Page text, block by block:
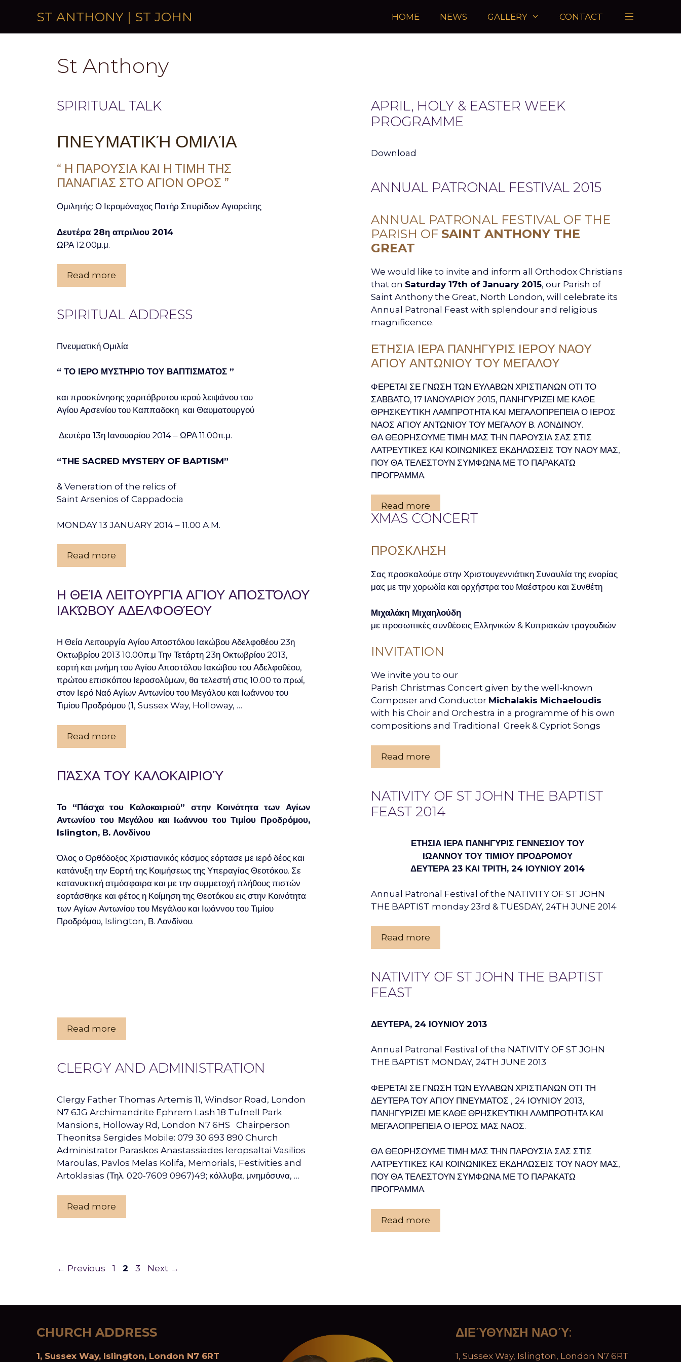
ST ANTHONY | ST JOHN HOME NEWS GALLERY CONTACT
St Anthony
SPIRITUAL TALK
ΠΝΕΥΜΑΤΙΚΉ ΟΜΙΛΊΑ
“ Η ΠΑΡΟΥΣΙΑ ΚΑΙ Η ΤΙΜΗ ΤΗΣ
ΠΑΝΑΓΙΑΣ ΣΤΟ ΑΓΙΟΝ ΟΡΟΣ ”
Ομιλητής: Ο Ιερομόναχος Πατήρ Σπυρίδων Αγιορείτης
Δευτέρα 28η απριλιου 2014
ΩΡΑ 12.00μ.μ.
Read more
APRIL, HOLY & EASTER WEEK
PROGRAMME
Download
ANNUAL PATRONAL FESTIVAL 2015
ANNUAL PATRONAL FESTIVAL OF THE
PARISH OF SAINT ANTHONY THE
GREAT
We would like to invite and inform all Orthodox Christians
that on Saturday 17th of January 2015, our Parish of
Saint Anthony the Great, North London, will celebrate its
Annual Patronal Feast with splendour and religious
magnificence.
ΕΤΗΣΙΑ ΙΕΡΑ ΠΑΝΗΓΥΡΙΣ ΙΕΡΟΥ ΝΑΟΥ
ΑΓΙΟΥ ΑΝΤΩΝΙΟΥ ΤΟΥ ΜΕΓΑΛΟΥ
ΦΕΡΕΤΑΙ ΣΕ ΓΝΩΣΗ ΤΩΝ ΕΥΛΑΒΩΝ ΧΡΙΣΤΙΑΝΩΝ ΟΤΙ ΤΟ
ΣΑΒΒΑΤΟ, 17 ΙΑΝΟΥΑΡΙΟΥ 2015, ΠΑΝΗΓΥΡΙΖΕΙ ΜΕ ΚΑΘΕ
ΘΡΗΣΚΕΥΤΙΚΗ ΛΑΜΠΡΟΤΗΤΑ ΚΑΙ ΜΕΓΑΛΟΠΡΕΠΕΙΑ Ο ΙΕΡΟΣ
ΝΑΟΣ ΑΓΙΟΥ ΑΝΤΩΝΙΟΥ ΤΟΥ ΜΕΓΑΛΟΥ Β. ΛΟΝΔΙΝΟΥ.
ΘΑ ΘΕΩΡΗΣΟΥΜΕ ΤΙΜΗ ΜΑΣ ΤΗΝ ΠΑΡΟΥΣΙΑ ΣΑΣ ΣΤΙΣ
ΛΑΤΡΕΥΤΙΚΕΣ ΚΑΙ ΚΟΙΝΩΝΙΚΕΣ ΕΚΔΗΛΩΣΕΙΣ ΤΟΥ ΝΑΟΥ ΜΑΣ,
ΠΟΥ ΘΑ ΤΕΛΕΣΤΟΥΝ ΣΥΜΦΩΝΑ ΜΕ ΤΟ ΠΑΡΑΚΑΤΩ
ΠΡΟΓΡΑΜΜΑ.
Read more
SPIRITUAL ADDRESS
Πνευματική Ομιλία
“ ΤΟ ΙΕΡΟ ΜΥΣΤΗΡΙΟ ΤΟΥ ΒΑΠΤΙΣΜΑΤΟΣ ”
και προσκύνησης χαριτόβρυτου ιερού λειψάνου του
Αγίου Αρσενίου του Καππαδοκη και Θαυματουργού
Δευτέρα 13η Ιανουαρίου 2014 – ΩΡΑ 11.00π.μ.
“THE SACRED MYSTERY OF BAPTISM”
& Veneration of the relics of
Saint Arsenios of Cappadocia
MONDAY 13 JANUARY 2014 – 11.00 A.M.
Read more
XMAS CONCERT
ΠΡΟΣΚΛΗΣΗ
Σας προσκαλούμε στην Χριστουγεννιάτικη Συναυλία της ενορίας
μας με την χορωδία και ορχήστρα του Μαέστρου και Συνθέτη
Μιχαλάκη Μιχαηλούδη
με προσωπικές συνθέσεις Ελληνικών & Κυπριακών τραγουδιών
INVITATION
We invite you to our
Parish Christmas Concert given by the well-known
Composer­­­­ and Conductor Michalakis Michaeloudis
with his Choir and Orchestra in a programme of his own
compositions and Traditional Greek & Cypriot Songs
Read more
Η ΘΕΊΑ ΛΕΙΤΟΥΡΓΊΑ ΑΓΊΟΥ ΑΠΟΣΤΌΛΟΥ
ΙΑΚΏΒΟΥ ΑΔΕΛΦΟΘΈΟΥ
Η Θεία Λειτουργία Αγίου Αποστόλου Ιακώβου Αδελφοθέου 23η
Οκτωβρίου 2013 10.00π.μ Την Τετάρτη 23η Οκτωβρίου 2013,
εορτή και μνήμη του Αγίου Αποστόλου Ιακώβου του Αδελφοθέου,
πρώτου επισκόπου Ιεροσολύμων, θα τελεστή στις 10.00 το πρωί,
στον Ιερό Ναό Αγίων Αντωνίου του Μεγάλου και Ιωάννου του
Τιμίου Προδρόμου (1, Sussex Way, Holloway, …
Read more
ΠΆΣΧΑ ΤΟΥ ΚΑΛΟΚΑΙΡΙΟΎ
Το “Πάσχα του Καλοκαιριού” στην Κοινότητα των Αγίων
Αντωνίου του Μεγάλου και Ιωάννου του Τιμίου Προδρόμου,
Islington, Β. Λονδίνου
Ό­λος ο Ορ­θό­δο­ξος Χρι­στια­νι­κός κό­σμος ε­όρ­τα­σε με ιε­ρό δέ­ος και
κατά­νυ­ξη την Ε­ορ­τή της Κοι­μή­σε­ως της Υ­πε­ρα­γί­ας Θε­ο­τό­κου. Σε
κατανυκτική ατμόσφαιρα και με την συμμετοχή πλήθους πιστών
εορτάσθηκε και φέτος η Κοίμηση της Θεοτόκου εις στην Κοινότητα
των Αγίων Αντωνίου του Μεγάλου και Ιωάννου του Τιμίου
Προδρόμου, Islington, Β. Λονδίνου.
Read more
NATIVITY OF ST JOHN THE BAPTIST
FEAST 2014
ΕΤΗΣΙΑ ΙΕΡΑ ΠΑΝΗΓΥΡΙΣ ΓΕΝΝΕΣΙΟΥ ΤΟΥ
ΙΩΑΝΝΟΥ ΤΟΥ ΤΙΜΙΟΥ ΠΡΟΔΡΟΜΟΥ
ΔΕΥΤΕΡΑ 23 ΚΑΙ ΤΡΙΤΗ, 24 ΙΟΥΝΙΟΥ 2014
Annual Patronal Festival of the NATIVITY OF ST JOHN
THE BAPTIST monday 23rd & TUESDAY, 24TH JUNE 2014
Read more
NATIVITY OF ST JOHN THE BAPTIST
FEAST
ΔΕΥΤΕΡΑ, 24 ΙΟΥΝΙΟΥ 2013
Annual Patronal Festival of the NATIVITY OF ST JOHN
THE BAPTIST MONDAY, 24TH JUNE 2013
ΦΕΡΕΤΑΙ ΣΕ ΓΝΩΣΗ ΤΩΝ ΕΥΛΑΒΩΝ ΧΡΙΣΤΙΑΝΩΝ ΟΤΙ ΤΗ
ΔΕΥΤΕΡΑ ΤΟΥ ΑΓΙΟΥ ΠΝΕΥΜΑΤΟΣ , 24 ΙΟΥΝΙΟΥ 2013,
ΠΑΝΗΓΥΡΙΖΕΙ ΜΕ ΚΑΘΕ ΘΡΗΣΚΕΥΤΙΚΗ ΛΑΜΠΡΟΤΗΤΑ ΚΑΙ
ΜΕΓΑΛΟΠΡΕΠΕΙΑ Ο ΙΕΡΟΣ ΜΑΣ ΝΑΟΣ.
ΘΑ ΘΕΩΡΗΣΟΥΜΕ ΤΙΜΗ ΜΑΣ ΤΗΝ ΠΑΡΟΥΣΙΑ ΣΑΣ ΣΤΙΣ
ΛΑΤΡΕΥΤΙΚΕΣ ΚΑΙ ΚΟΙΝΩΝΙΚΕΣ ΕΚΔΗΛΩΣΕΙΣ ΤΟΥ ΝΑΟΥ ΜΑΣ,
ΠΟΥ ΘΑ ΤΕΛΕΣΤΟΥΝ ΣΥΜΦΩΝΑ ΜΕ ΤΟ ΠΑΡΑΚΑΤΩ
ΠΡΟΓΡΑΜΜΑ.
Read more
CLERGY AND ADMINISTRATION
Clergy Father Thomas Artemis 11, Windsor Road, London
N7 6JG Archimandrite Ephrem Lash 18 Tufnell Park
Mansions, Holloway Rd, London N7 6HS Chairperson
Theonitsa Sergides Mobile: 079 30 693 890 Church
Administrator Paraskos Anastassiades Ieropsaltai Vasilios
Maroulas, Pavlos Melas Kolifa, Memorials, Festivities and
Artoklasias (Τηλ. 020-7609 0967)49; κόλλυβα, μνημόσυνα, …
Read more
← Previous Page
1 Page
2 Page
3 Next →
CHURCH ADDRESS
1, Sussex Way, Islington, London N7 6RT
ΔΙΕΎΘΥΝΣΗ ΝΑΟΎ:
1, Sussex Way, Islington, London N7 6RT